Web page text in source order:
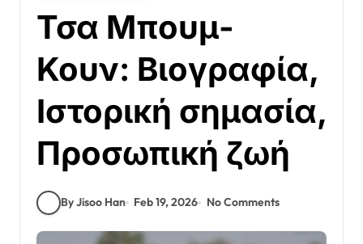
Τσα Μπουμ-
Κουν: Βιογραφία,
Ιστορική σημασία,
Προσωπική ζωή
By Jisoo Han Feb 19, 2026 No Comments